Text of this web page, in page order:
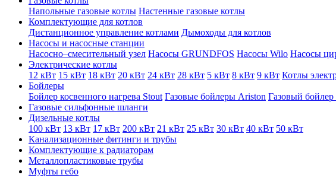
Напольные газовые котлы Настенные газовые котлы
Комплектующие для котлов
Дистанционное управление котлами Дымоходы для котлов
Насосы и насосные станции
Насосно–смесительный узел Насосы GRUNDFOS Насосы Wilo Насосы
Электрические котлы
12 кВт 15 кВт 18 кВт 20 кВт 24 кВт 28 кВт 5 кВт 8 кВт 9 кВт Котлы
Бойлеры
Бойлер косвенного нагрева Stout Газовые бойлеры Ariston Газовый бойлер
Газовые сильфонные шланги
Дизельные котлы
100 кВт 13 кВт 17 кВт 200 кВт 21 кВт 25 кВт 30 кВт 40 кВт 50 кВт
Канализационные фитинги и трубы
Комплектующие к радиаторам
Металлопластиковые трубы
Муфты гебо